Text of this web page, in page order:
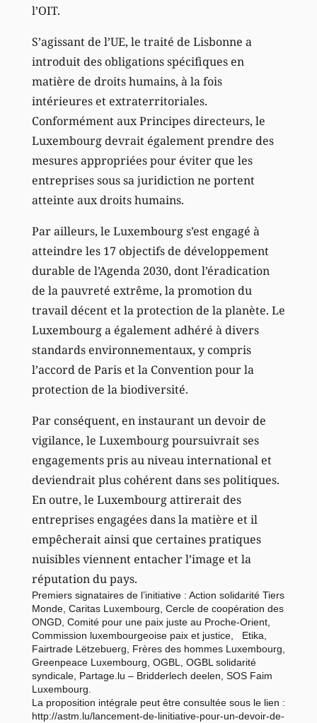
l’OIT.
S’agissant de l’UE, le traité de Lisbonne a
introduit des obligations spécifiques en
matière de droits humains, à la fois
intérieures et extraterritoriales.
Conformément aux Principes directeurs, le
Luxembourg devrait également prendre des
mesures appropriées pour éviter que les
entreprises sous sa juridiction ne portent
atteinte aux droits humains.
Par ailleurs, le Luxembourg s’est engagé à
atteindre les 17 objectifs de développement
durable de l’Agenda 2030, dont l’éradication
de la pauvreté extrême, la promotion du
travail décent et la protection de la planète. Le
Luxembourg a également adhéré à divers
standards environnementaux, y compris
l’accord de Paris et la Convention pour la
protection de la biodiversité.
Par conséquent, en instaurant un devoir de
vigilance, le Luxembourg poursuivrait ses
engagements pris au niveau international et
deviendrait plus cohérent dans ses politiques.
En outre, le Luxembourg attirerait des
entreprises engagées dans la matière et il
empêcherait ainsi que certaines pratiques
nuisibles viennent entacher l’image et la
réputation du pays.
Premiers signataires de l’initiative : Action solidarité Tiers
Monde, Caritas Luxembourg, Cercle de coopération des
ONGD, Comité pour une paix juste au Proche-Orient,
Commission luxembourgeoise paix et justice, Etika,
Fairtrade Lëtzebuerg, Frères des hommes Luxembourg,
Greenpeace Luxembourg, OGBL, OGBL solidarité
syndicale, Partage.lu – Bridderlech deelen, SOS Faim
Luxembourg.
La proposition intégrale peut être consultée sous le lien :
http://astm.lu/lancement-de-linitiative-pour-un-devoir-de-